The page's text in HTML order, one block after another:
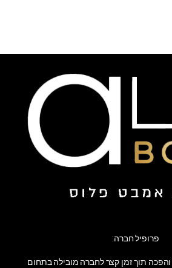
פרופיל חברה:
תוך זמן קצר לחברה מובילה בתחום